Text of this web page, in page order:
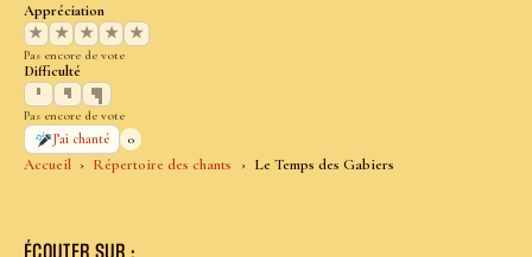
Accueil Répertoire des chants Le Temps des Gabiers
Appréciation
★
★ ★ ★ ★
Pas encore de vote
Difficulté
Pas encore de vote
J’ai chanté
0